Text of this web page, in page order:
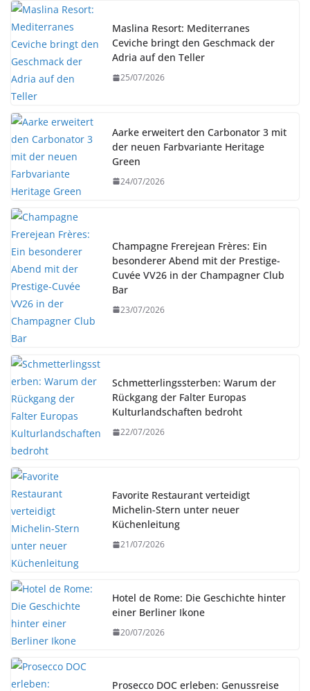
Maslina Resort: Mediterranes
Ceviche bringt den Geschmack der
Adria auf den Teller
25/07/2026
Aarke erweitert den Carbonator 3 mit
der neuen Farbvariante Heritage
Green
24/07/2026
Champagne Frerejean Frères: Ein
besonderer Abend mit der Prestige-
Cuvée VV26 in der Champagner Club
Bar
23/07/2026
Schmetterlingssterben: Warum der
Rückgang der Falter Europas
Kulturlandschaften bedroht
22/07/2026
Favorite Restaurant verteidigt
Michelin-Stern unter neuer
Küchenleitung
21/07/2026
Hotel de Rome: Die Geschichte hinter
einer Berliner Ikone
20/07/2026
Prosecco DOC erleben: Genussreise